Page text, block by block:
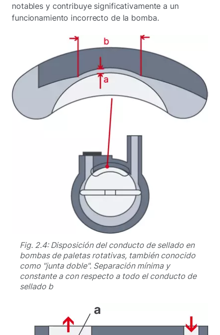
notables y contribuye significativamente a un
funcionamiento incorrecto de la bomba.
Fig. 2.4: Disposición del conducto de sellado en
bombas de paletas rotativas, también conocido
como "junta doble". Separación mínima y
constante a con respecto a todo el conducto de
sellado b